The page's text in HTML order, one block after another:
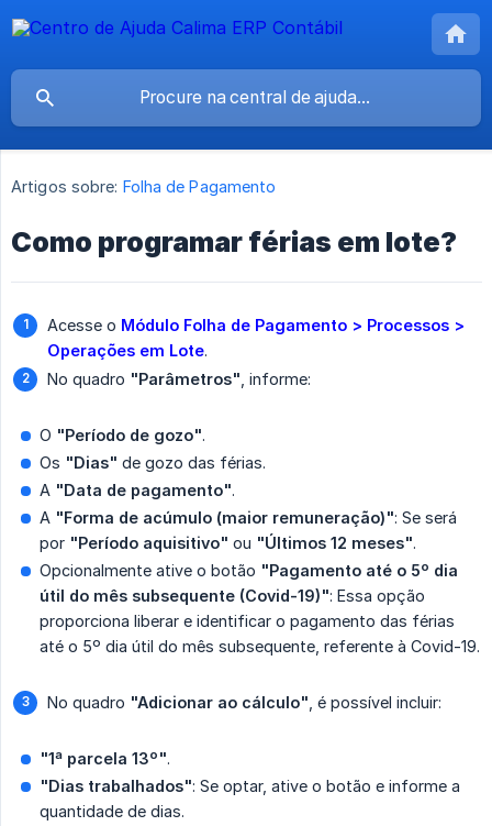
Artigos sobre: Folha de Pagamento
Como programar férias em lote?
Acesse o Módulo Folha de Pagamento > Processos >
Operações em Lote.
No quadro "Parâmetros" , informe:
O "Período de gozo".
Os "Dias" de gozo das férias.
A "Data de pagamento".
A "Forma de acúmulo (maior remuneração)": Se será
por "Período aquisitivo" ou "Últimos 12 meses".
Opcionalmente ative o botão "Pagamento até o 5º dia
útil do mês subsequente (Covid-19)": Essa opção
proporciona liberar e identificar o pagamento das férias
até o 5º dia útil do mês subsequente, referente à Covid-19.
No quadro "Adicionar ao cálculo" , é possível incluir:
"1ª parcela 13º".
"Dias trabalhados": Se optar, ative o botão e informe a
quantidade de dias.